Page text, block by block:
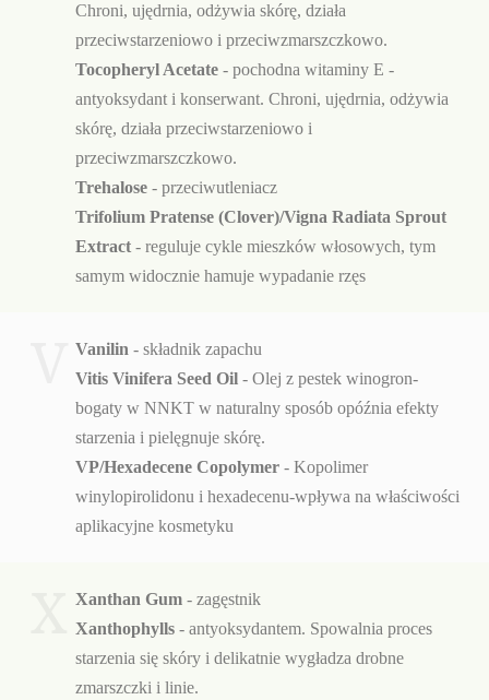
Chroni, ujędrnia, odżywia skórę, działa
przeciwstarzeniowo i przeciwzmarszczkowo.
Tocopheryl Acetate - pochodna witaminy E -
antyoksydant i konserwant. Chroni, ujędrnia, odżywia
skórę, działa przeciwstarzeniowo i
przeciwzmarszczkowo.
Trehalose - przeciwutleniacz
Trifolium Pratense (Clover)/Vigna Radiata Sprout
Extract - reguluje cykle mieszków włosowych, tym
samym widocznie hamuje wypadanie rzęs
Vanilin - składnik zapachu
Vitis Vinifera Seed Oil - Olej z pestek winogron-
bogaty w NNKT w naturalny sposób opóźnia efekty
starzenia i pielęgnuje skórę.
VP/Hexadecene Copolymer - Kopolimer
winylopirolidonu i hexadecenu-wpływa na właściwości
aplikacyjne kosmetyku
Xanthan Gum - zagęstnik
Xanthophylls - antyoksydantem. Spowalnia proces
starzenia się skóry i delikatnie wygładza drobne
zmarszczki i linie.